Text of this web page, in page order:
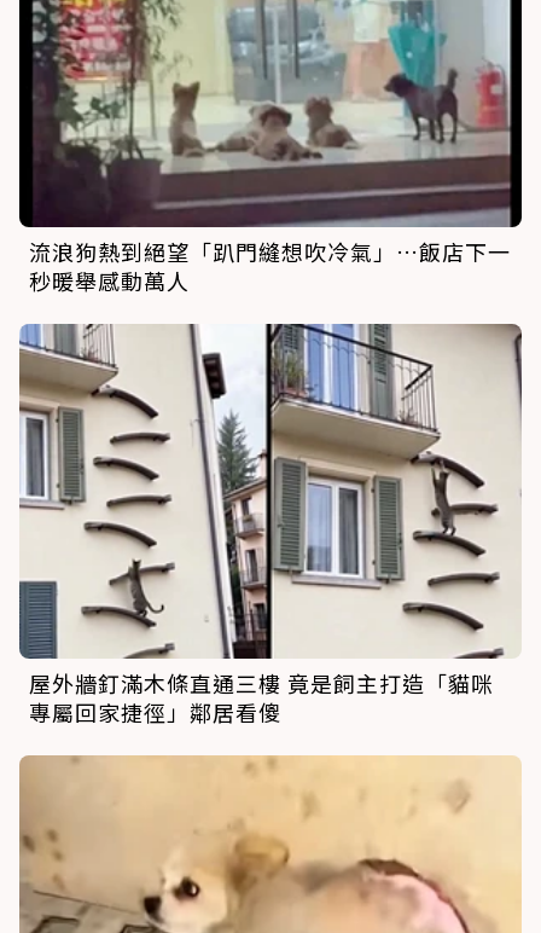
流浪狗熱到絕望「趴門縫想吹冷氣」…飯店下一
秒暖舉感動萬人
屋外牆釘滿木條直通三樓 竟是飼主打造「貓咪
專屬回家捷徑」鄰居看傻